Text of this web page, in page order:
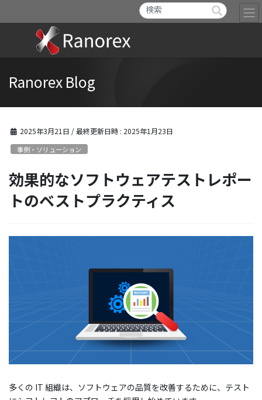
Ranorex Blog
2025年3月21日 / 最終更新日時 : 2025年1月23日
事例・ソリューション
効果的なソフトウェアテストレポー
トのベストプラクティス
多くの IT 組織は、ソフトウェアの品質を改善するために、テスト